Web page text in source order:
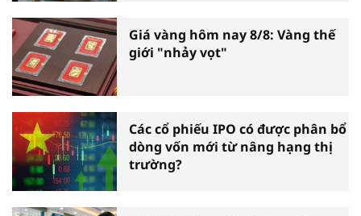
Giá vàng hôm nay 8/8: Vàng thế
giới "nhảy vọt"
Các cổ phiếu IPO có được phân bổ
dòng vốn mới từ nâng hạng thị
trường?